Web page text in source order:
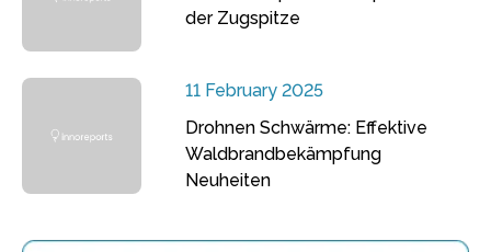
der Zugspitze
11 February 2025
Drohnen Schwärme: Effektive
Waldbrandbekämpfung
Neuheiten